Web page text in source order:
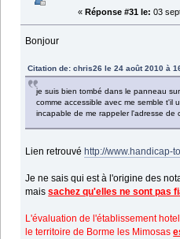
« Réponse #31 le: 03
Bonjour
Citation de: chris26 le 24 août 2010 à
je suis bien tombé dans le panneau
comme accessible avec me semble t'il
incapable de me rappeler l'adresse de
Lien retrouvé http://www.handicap-
Je ne sais qui est à l'origine des
maissachez qu'elles ne sont pas
L'évaluation de l'établissement
le territoire de Borme les Mimosas